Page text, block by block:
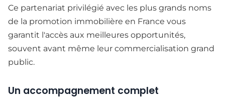
Ce partenariat privilégié avec les plus grands noms
de la promotion immobilière en France vous
garantit l'accès aux meilleures opportunités,
souvent avant même leur commercialisation grand
public.
Un accompagnement complet